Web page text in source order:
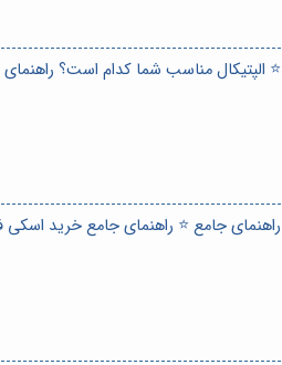
⭐️ الپتیکال مناسب شما کدام است؟ راهنمای
راهنمای جامع ⭐️ راهنمای جامع خرید